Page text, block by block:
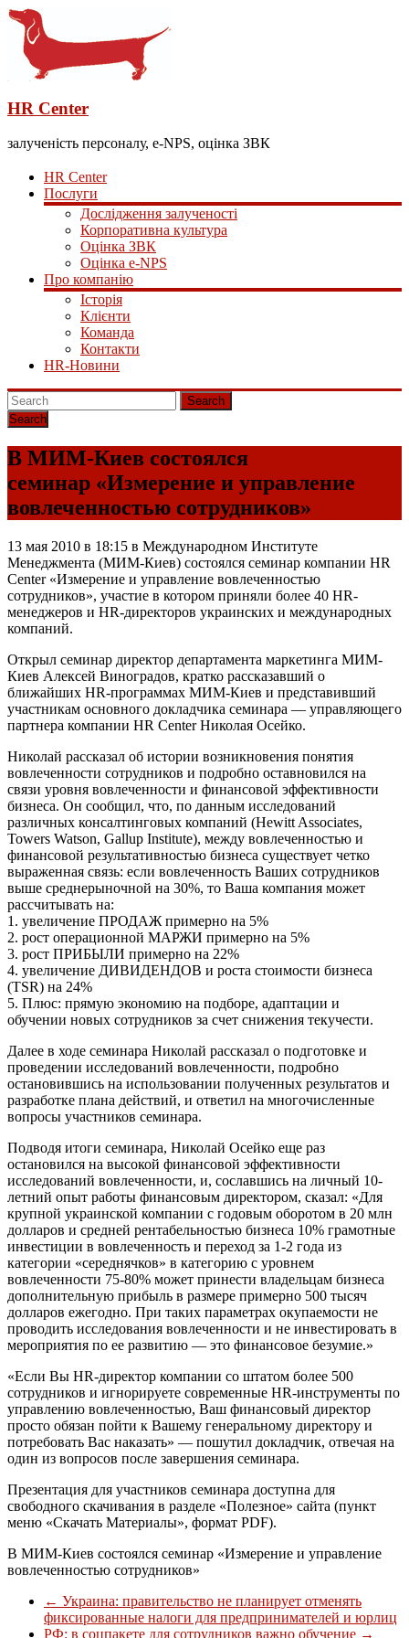
HR Center
залученість персоналу, e-NPS, оцінка ЗВК
HR Center
Послуги
Дослідження залученості
Корпоративна культура
Оцінка ЗВК
Оцінка e-NPS
Про компанію
Історія
Клієнти
Команда
Контакти
HR-Новини
Search
В МИМ-Киев состоялся
семинар «Измерение и управление
вовлеченностью сотрудников»
13 мая 2010 в 18:15 в Международном Институте
Менеджмента (МИМ-Киев) состоялся семинар компании HR
Center «Измерение и управление вовлеченностью
сотрудников», участие в котором приняли более 40 HR-
менеджеров и HR-директоров украинских и международных
компаний.
Открыл семинар директор департамента маркетинга МИМ-
Киев Алексей Виноградов, кратко рассказавший о
ближайших HR-программах МИМ-Киев и представивший
участникам основного докладчика семинара — управляющего
партнера компании HR Center Николая Осейко.
Николай рассказал об истории возникновения понятия
вовлеченности сотрудников и подробно оставновился на
связи уровня вовлеченности и финансовой эффективности
бизнеса. Он сообщил, что, по данным исследований
различных консалтинговых компаний (Hewitt Associates,
Towers Watson, Gallup Institute), между вовлеченностью и
финансовой результативностью бизнеса существует четко
выраженная связь: если вовлеченность Ваших сотрудников
выше среднерыночной на 30%, то Ваша компания может
рассчитывать на:
1. увеличение ПРОДАЖ примерно на 5%
2. рост операционной МАРЖИ примерно на 5%
3. рост ПРИБЫЛИ примерно на 22%
4. увеличение ДИВИДЕНДОВ и роста стоимости бизнеса
(TSR) на 24%
5. Плюс: прямую экономию на подборе, адаптации и
обучении новых сотрудников за счет снижения текучести.
Далее в ходе семинара Николай рассказал о подготовке и
проведении исследований вовлеченности, подробно
остановившись на использовании полученных результатов и
разработке плана действий, и ответил на многочисленные
вопросы участников семинара.
Подводя итоги семинара, Николай Осейко еще раз
остановился на высокой финансовой эффективности
исследований вовлеченности, и, сославшись на личный 10-
летний опыт работы финансовым директором, сказал: «Для
крупной украинской компании с годовым оборотом в 20 млн
долларов и средней рентабельностью бизнеса 10% грамотные
инвестиции в вовлеченность и переход за 1-2 года из
категории «середнячков» в категорию с уровнем
вовлеченности 75-80% может принести владельцам бизнеса
дополнительную прибыль в размере примерно 500 тысяч
долларов ежегодно. При таких параметрах окупаемости не
проводить исследования вовлеченности и не инвестировать в
мероприятия по ее развитию — это финансовое безумие.»
«Если Вы HR-директор компании со штатом более 500
сотрудников и игнорируете современные HR-инструменты по
управлению вовлеченностью, Ваш финансовый директор
просто обязан пойти к Вашему генеральному директору и
потребовать Вас наказать» — пошутил докладчик, отвечая на
один из вопросов после завершения семинара.
Презентация для участников семинара доступна для
свободного скачивания в разделе «Полезное» сайта (пункт
меню «Скачать Материалы», формат PDF).
В МИМ-Киев состоялся семинар «Измерение и управление
вовлеченностью сотрудников»
← Украина: правительство не планирует отменять
фиксированные налоги для предпринимателей и юрлиц
РФ: в соцпакете для сотрудников важно обучение →